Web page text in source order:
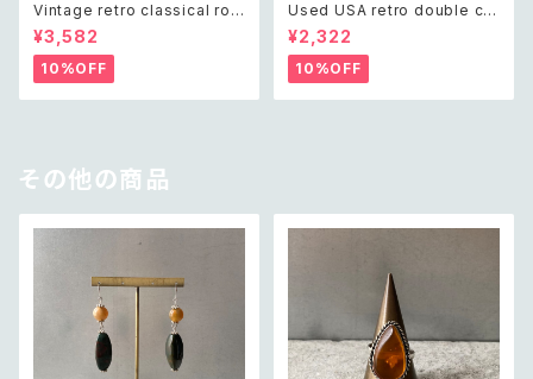
Vintage retro classical rou
gh cut shell beads necklac
e レトロ ヴィンテージ アクセサ
リー クラシカル ラフカット シェ
ル ビーズ ネックレス
¥3,582
10%OFF
Used USA retro double cro
ss crystal bijou bangle レト
ロ アメリカ ユーズド アクセサリ
ー ゴールド ダブル クロス ビジ
ュー バングル
¥2,322
10%OFF
その他の商品